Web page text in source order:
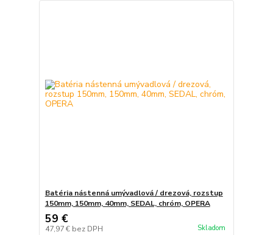
Batéria nástenná umývadlová / drezová, rozstup
150mm, 150mm, 40mm, SEDAL, chróm, OPERA
59 €
47,97 € bez DPH Skladom